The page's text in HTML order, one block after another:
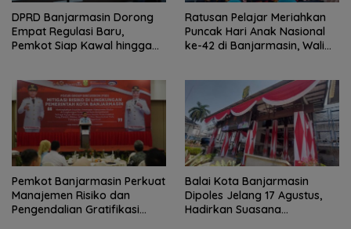
DPRD Banjarmasin Dorong
Empat Regulasi Baru,
Pemkot Siap Kawal hingga
Ratusan Pelajar Meriahkan
Puncak Hari Anak Nasional
ke-42 di Banjarmasin, Wali
Pemkot Banjarmasin Perkuat
Manajemen Risiko dan
Pengendalian Gratifikasi
Balai Kota Banjarmasin
Dipoles Jelang 17 Agustus,
Hadirkan Suasana